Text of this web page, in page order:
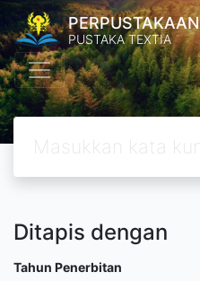
PUSTAKA TEXTIA
Ditapis dengan
Tahun Penerbitan